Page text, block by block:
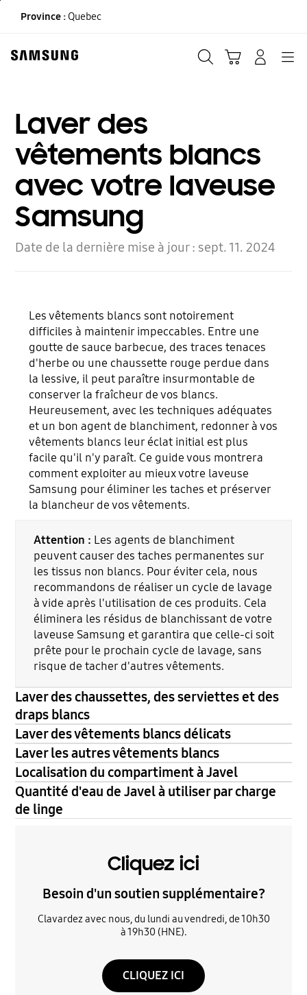
Province : Quebec
Laver des
vêtements blancs
avec votre laveuse
Samsung
Date de la dernière mise à jour : sept. 11. 2024
Les vêtements blancs sont notoirement
difficiles à maintenir impeccables. Entre une
goutte de sauce barbecue, des traces tenaces
d'herbe ou une chaussette rouge perdue dans
la lessive, il peut paraître insurmontable de
conserver la fraîcheur de vos blancs.
Heureusement, avec les techniques adéquates
et un bon agent de blanchiment, redonner à vos
vêtements blancs leur éclat initial est plus
facile qu'il n'y paraît. Ce guide vous montrera
comment exploiter au mieux votre laveuse
Samsung pour éliminer les taches et préserver
la blancheur de vos vêtements.
Attention : Les agents de blanchiment
peuvent causer des taches permanentes sur
les tissus non blancs. Pour éviter cela, nous
recommandons de réaliser un cycle de lavage
à vide après l'utilisation de ces produits. Cela
éliminera les résidus de blanchissant de votre
laveuse Samsung et garantira que celle-ci soit
prête pour le prochain cycle de lavage, sans
risque de tacher d'autres vêtements.
Laver des chaussettes, des serviettes et des
draps blancs
Laver des vêtements blancs délicats
Laver les autres vêtements blancs
Localisation du compartiment à Javel
Quantité d'eau de Javel à utiliser par charge
de linge
Cliquez ici
Besoin d'un soutien supplémentaire?
Clavardez avec nous, du lundi au vendredi, de 10h30
à 19h30 (HNE).
CLIQUEZ ICI